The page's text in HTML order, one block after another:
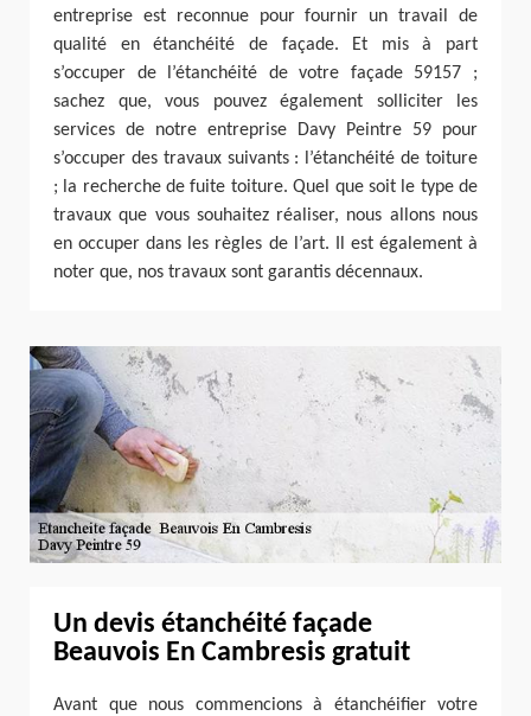
entreprise est reconnue pour fournir un travail de
qualité en étanchéité de façade. Et mis à part
s’occuper de l’étanchéité de votre façade 59157 ;
sachez que, vous pouvez également solliciter les
services de notre entreprise Davy Peintre 59 pour
s’occuper des travaux suivants : l’étanchéité de toiture
; la recherche de fuite toiture. Quel que soit le type de
travaux que vous souhaitez réaliser, nous allons nous
en occuper dans les règles de l’art. Il est également à
noter que, nos travaux sont garantis décennaux.
Un devis étanchéité façade
Beauvois En Cambresis gratuit
Avant que nous commencions à étanchéifier votre